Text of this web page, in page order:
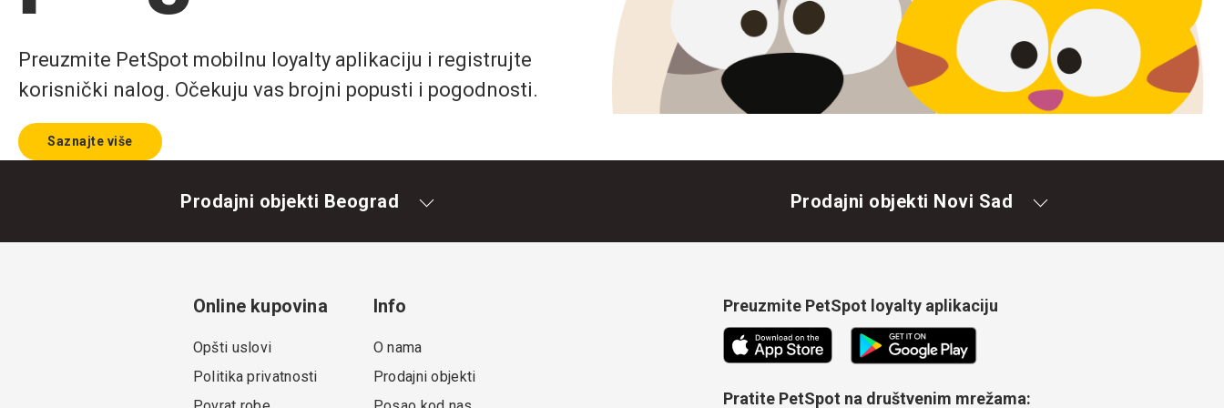
Preuzmite PetSpot mobilnu loyalty aplikaciju i registrujte
korisnički nalog. Očekuju vas brojni popusti i pogodnosti.
Saznajte više
Prodajni objekti Beograd Prodajni objekti Novi Sad
Online kupovina
Opšti uslovi
Politika privatnosti
Info
O nama
Prodajni objekti
Preuzmite PetSpot loyalty aplikaciju
Pratite PetSpot na društvenim mrežama: